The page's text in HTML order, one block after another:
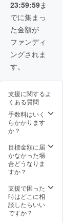
４名
様）で
す。 有
効期限
2022年
3月末日
※ご利用
です。
23:59:59ま
でに集まっ
た金額が
ファンディ
ングされま
す。
支援に関するよ
くある質問
手数料はいく
らかかります
か？
目標金額に届
かなかった場
合どうなりま
すか？
支援で困った
時はどこに相
談したらいい
ですか？